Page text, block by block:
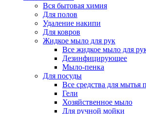
Вся бытовая химия
Для полов
Удаление накипи
Для ковров
Жидкое мыло для рук
Все жидкое мыло для
Дезинфицирующее
Мыло-пенка
Для посуды
Все средства для мытья
Гели
Хозяйственное мыло
Для ручной мойки